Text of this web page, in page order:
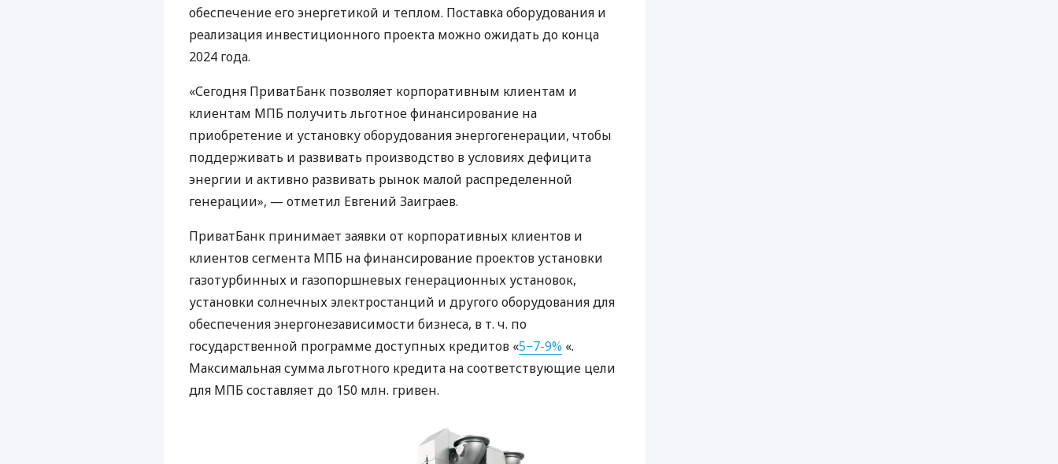
обеспечение его энергетикой и теплом. Поставка оборудования и
реализация инвестиционного проекта можно ожидать до конца
2024 года.
«Сегодня ПриватБанк позволяет корпоративным клиентам и
клиентам МПБ получить льготное финансирование на
приобретение и установку оборудования энергогенерации, чтобы
поддерживать и развивать производство в условиях дефицита
энергии и активно развивать рынок малой распределенной
генерации», — отметил Евгений Заиграев.
ПриватБанк принимает заявки от корпоративных клиентов и
клиентов сегмента МПБ на финансирование проектов установки
газотурбинных и газопоршневых генерационных установок,
установки солнечных электростанций и другого оборудования для
обеспечения энергонезависимости бизнеса, в т. ч. по
государственной программе доступных кредитов «5−7-9% «.
Максимальная сумма льготного кредита на соответствующие цели
для МПБ составляет до 150 млн. гривен.